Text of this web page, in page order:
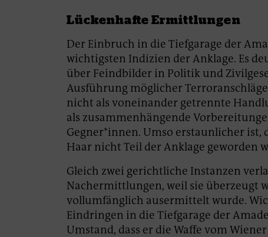
Lückenhafte Ermittlungen
Der Einbruch in die Tiefgarage der
wichtigsten Indizien der Anklage. Es
über Feindbilder in Politik und
Ausführung möglicher
nicht als voneinander getrennte
als zusammenhängende
Gegner*innen. Umso erstaunlicher ist,
Haar nicht Teil der Anklage geworden
Gleich zwei gerichtliche Instanzen
Nachermittlungen, weil sie überzeugt
vollumfänglich ausermittelt wurde.
Eindringen in die Tiefgarage der
Umstand, dass er die Waffe vom